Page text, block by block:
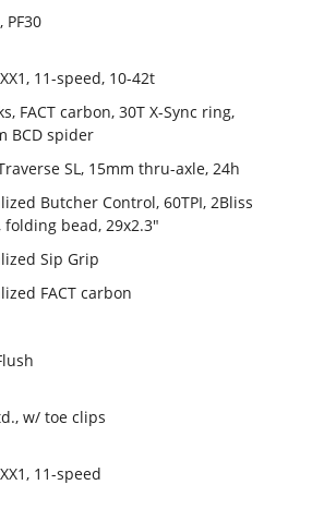
PF30
11-speed, 10-42t
FACT carbon, 30T X-Sync ring,
BCD spider
SL, 15mm thru-axle, 24h
Butcher Control, 60TPI, 2Bliss
folding bead, 29x2.3"
Sip Grip
FACT carbon
w/ toe clips
11-speed